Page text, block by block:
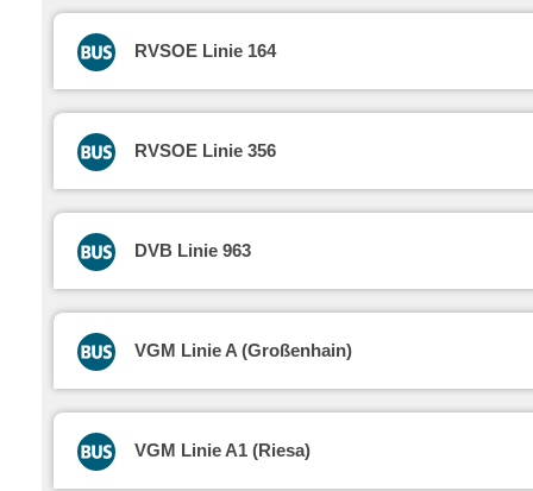
RVSOE Linie 164
RVSOE Linie 356
DVB Linie 963
VGM Linie A (Großenhain)
VGM Linie A1 (Riesa)